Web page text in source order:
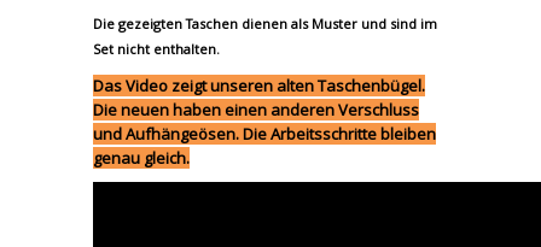
Die gezeigten Taschen dienen als Muster und sind im
Set nicht enthalten.
Das Video zeigt unseren alten Taschenbügel.
Die neuen haben einen anderen Verschluss
und Aufhängeösen. Die Arbeitsschritte bleiben
genau gleich.